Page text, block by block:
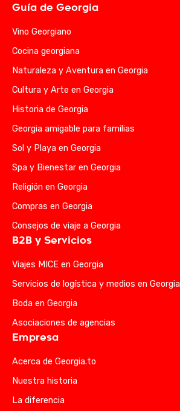
Guía de Georgia
Vino Georgiano
Cocina georgiana
Naturaleza y Aventura en Georgia
Cultura y Arte en Georgia
Historia de Georgia
Georgia amigable para familias
Sol y Playa en Georgia
Spa y Bienestar en Georgia
Religión en Georgia
Compras en Georgia
Consejos de viaje a Georgia
B2B y Servicios
Viajes MICE en Georgia
Servicios de logística y medios en Georgia
Boda en Georgia
Asociaciones de agencias
Empresa
Acerca de Georgia.to
Nuestra historia
La diferencia